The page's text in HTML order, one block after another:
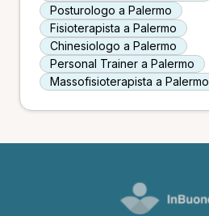
Posturologo a Palermo
Fisioterapista a Palermo
Chinesiologo a Palermo
Personal Trainer a Palermo
Massofisioterapista a Palermo